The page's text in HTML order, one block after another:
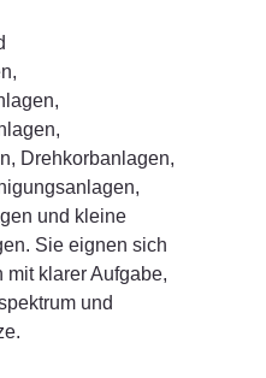
Drehkorbanlagen,
und kleine
Sie eignen sich
mit klarer Aufgabe,
und